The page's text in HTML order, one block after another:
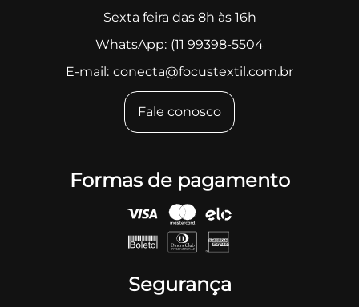
Sexta feira das 8h às 16h
WhatsApp: (11 99398-5504
E-mail: conecta@focustextil.com.br
Fale conosco
Formas de pagamento
Segurança